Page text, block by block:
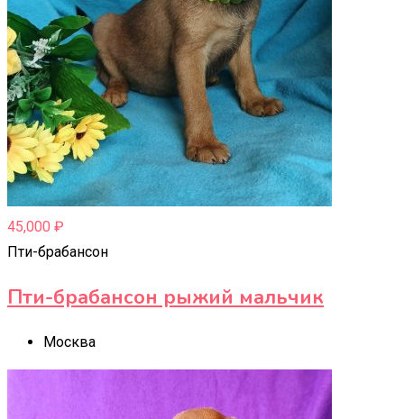
45,000 ₽
Пти-брабансон
Пти-брабансон рыжий мальчик
Москва